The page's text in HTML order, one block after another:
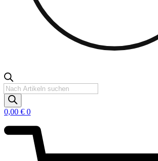
Products
search
0,00 € 0